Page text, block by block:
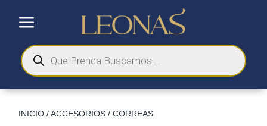
a
Búsqueda
de
productos
INICIO /ACCESORIOS / CORREAS